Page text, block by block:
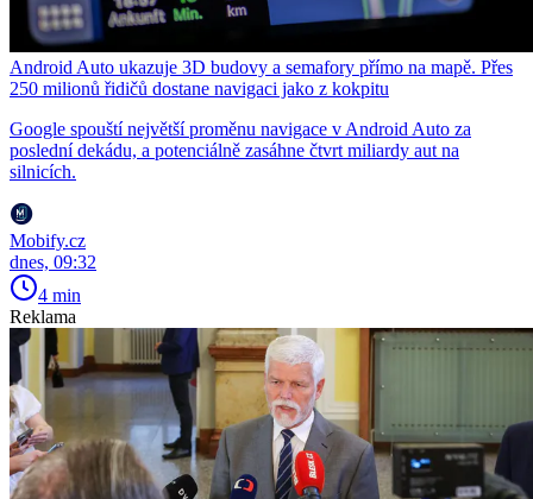
Android Auto ukazuje 3D budovy a semafory přímo na mapě. Přes
250 milionů řidičů dostane navigaci jako z kokpitu
Google spouští největší proměnu navigace v Android Auto za
poslední dekádu, a potenciálně zasáhne čtvrt miliardy aut na
silnicích.
Mobify.cz
dnes, 09:32
4 min
Reklama